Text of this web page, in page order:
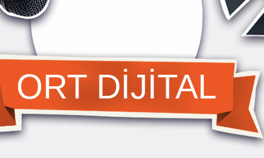
ORT DİJİTAL